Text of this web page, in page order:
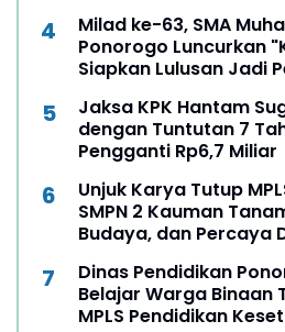
Milad ke-63, SMA
Ponorogo Luncurkan
Siapkan Lulusan Jadi
Jaksa KPK Hantam
dengan Tuntutan 7
Pengganti Rp6,7 Miliar
Unjuk Karya Tutup
SMPN 2 Kauman
Budaya, dan Percaya
Dinas Pendidikan
Belajar Warga Binaan
MPLS Pendidikan